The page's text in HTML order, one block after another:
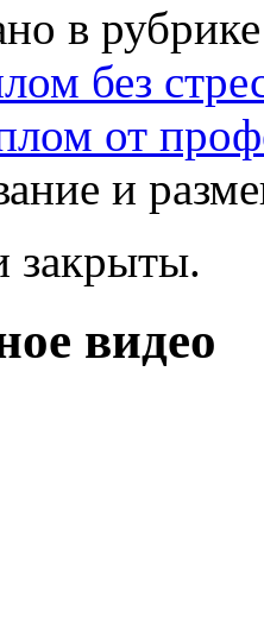
в
без
от
и
закрыты.
видео